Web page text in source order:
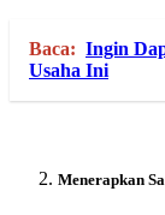
Baca: Ingin
Usaha Ini
Menerapkan